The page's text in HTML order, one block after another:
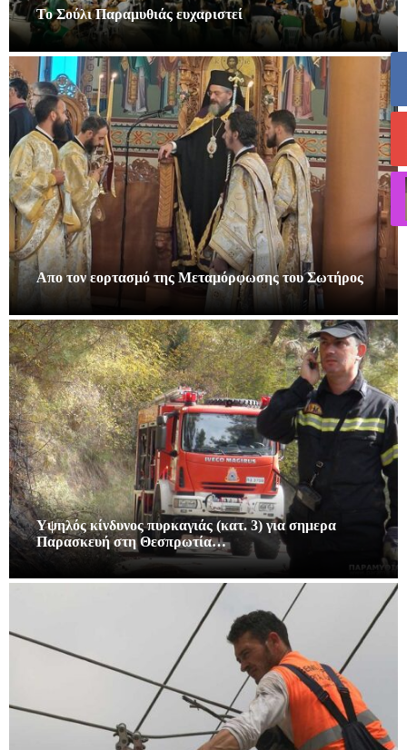
Το Σούλι Παραμυθιάς ευχαριστεί
Απο τον εορτασμό της Μεταμόρφωσης του Σωτήρος
Υψηλός κίνδυνος πυρκαγιάς (κατ. 3) για σημερα
Παρασκευή στη Θεσπρωτία…